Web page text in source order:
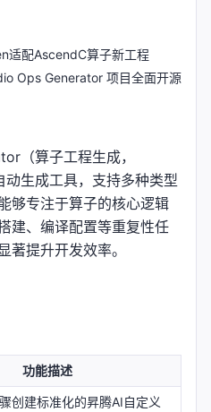
适配AscendC算子新工程
Ops Generator 项目全面开源
（算子工程生成，
生成工具，支持多种类型
够专注于算子的核心逻辑
建、编译配置等重复性任
著提升开发效率。
功能描述
创建标准化的昇腾AI自定义